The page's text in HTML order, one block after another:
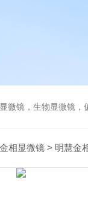
微镜，生物显微镜，
金相显微镜 > 明慧金